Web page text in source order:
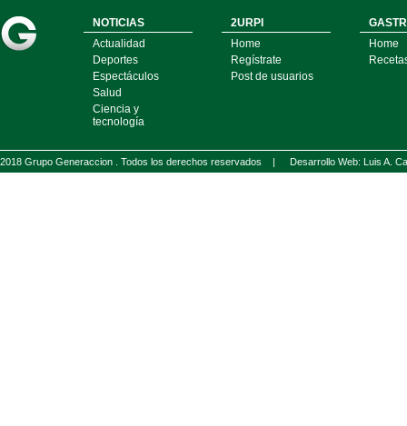
NOTICIAS
Actualidad
Deportes
Espectáculos
Salud
Ciencia y
tecnología
2URPI
Home
Regístrate
Post de usuarios
Home
2018 Grupo Generaccion . Todos los derechos reservados | Desarrollo Web: Luis